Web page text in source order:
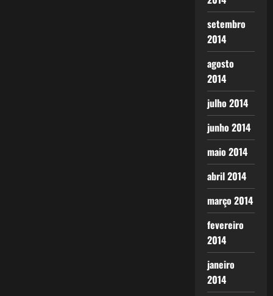
setembro
2014
agosto
2014
julho 2014
junho 2014
maio 2014
abril 2014
março 2014
fevereiro
2014
janeiro
2014